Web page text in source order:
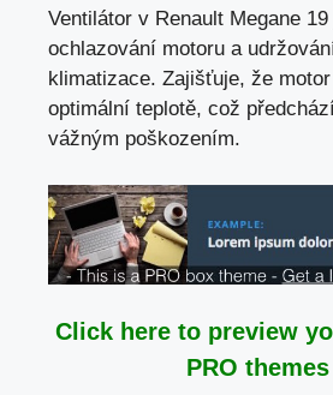
Ventilátor v Renault Megane
ochlazování motoru a
klimatizace. Zajišťuje, že
optimální teplotě, což
vážným poškozením.
Click here to preview
PRO themes